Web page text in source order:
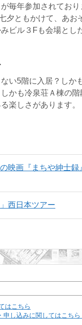
毎年参加されてお
夕ともかけて、あ
ビル３Fも会場とし
い5階に入居？しか
かも冷泉荘Ａ棟の
楽しさがあります。
映画『まちや紳士
西日本ツアー
申し込みに関してはこちら